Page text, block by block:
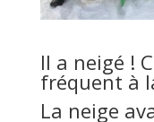
Il a neigé !
fréquent à
La neige